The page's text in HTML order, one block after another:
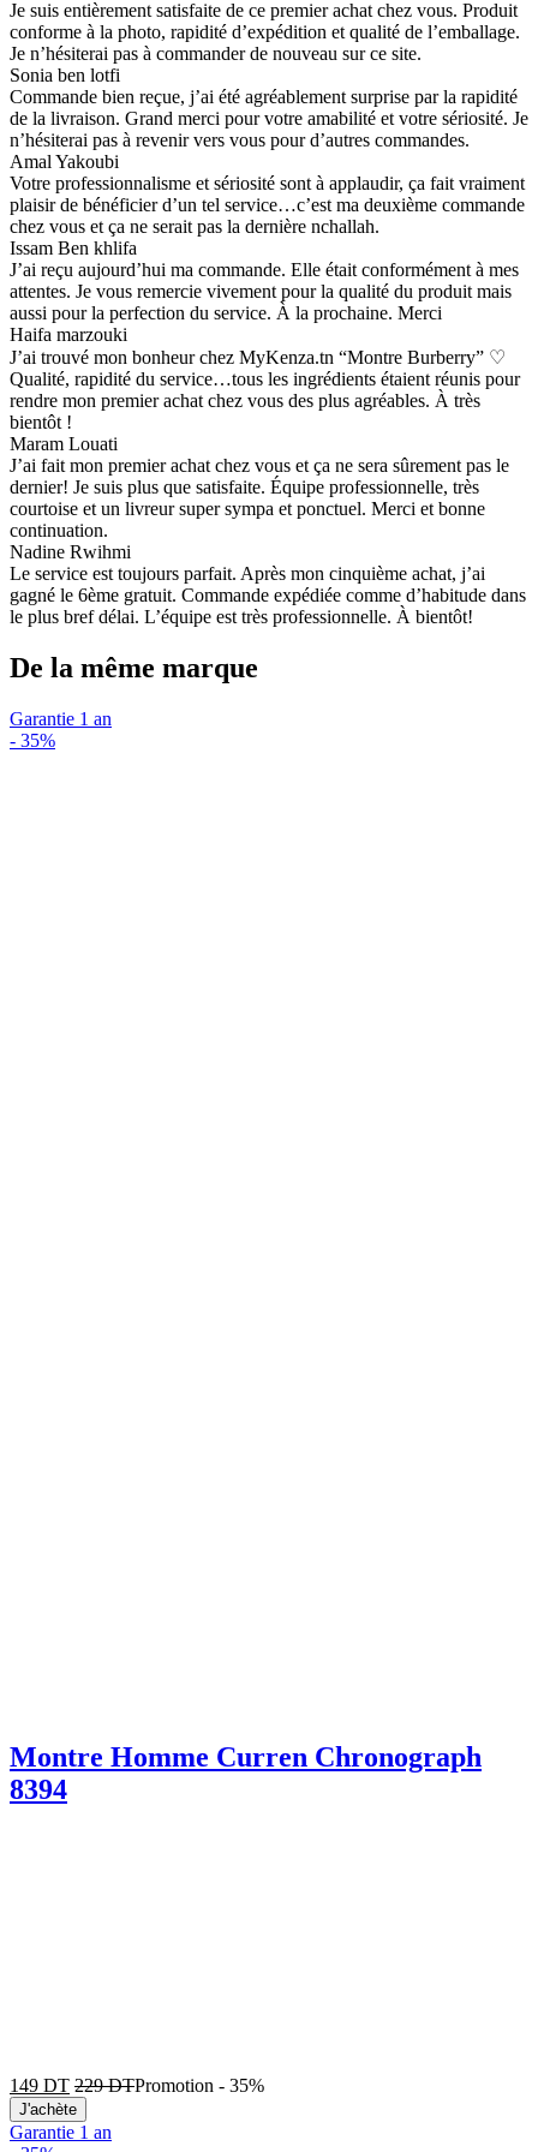
Je suis entièrement satisfaite de ce premier achat chez vous. Produit
conforme à la photo, rapidité d’expédition et qualité de l’emballage.
Je n’hésiterai pas à commander de nouveau sur ce site.
Sonia ben lotfi
Commande bien reçue, j’ai été agréablement surprise par la rapidité
de la livraison. Grand merci pour votre amabilité et votre sériosité. Je
n’hésiterai pas à revenir vers vous pour d’autres commandes.
Amal Yakoubi
Votre professionnalisme et sériosité sont à applaudir, ça fait vraiment
plaisir de bénéficier d’un tel service…c’est ma deuxième commande
chez vous et ça ne serait pas la dernière nchallah.
Issam Ben khlifa
J’ai reçu aujourd’hui ma commande. Elle était conformément à mes
attentes. Je vous remercie vivement pour la qualité du produit mais
aussi pour la perfection du service. À la prochaine. Merci
Haifa marzouki
J’ai trouvé mon bonheur chez MyKenza.tn “Montre Burberry” ♡
Qualité, rapidité du service…tous les ingrédients étaient réunis pour
rendre mon premier achat chez vous des plus agréables. À très
bientôt !
Maram Louati
J’ai fait mon premier achat chez vous et ça ne sera sûrement pas le
dernier! Je suis plus que satisfaite. Équipe professionnelle, très
courtoise et un livreur super sympa et ponctuel. Merci et bonne
continuation.
Nadine Rwihmi
Le service est toujours parfait. Après mon cinquième achat, j’ai
gagné le 6ème gratuit. Commande expédiée comme d’habitude dans
le plus bref délai. L’équipe est très professionnelle. À bientôt!
De la même marque
Garantie 1 an
- 35%
Montre Homme Curren Chronograph
8394
149 DT 229DTPromotion - 35%
J'achète
Garantie 1 an